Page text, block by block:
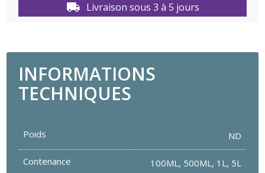
Livraison sous 3 à 5 jours
INFORMATIONS
TECHNIQUES
Poids ND
Contenance 100ML, 500ML, 1L, 5L